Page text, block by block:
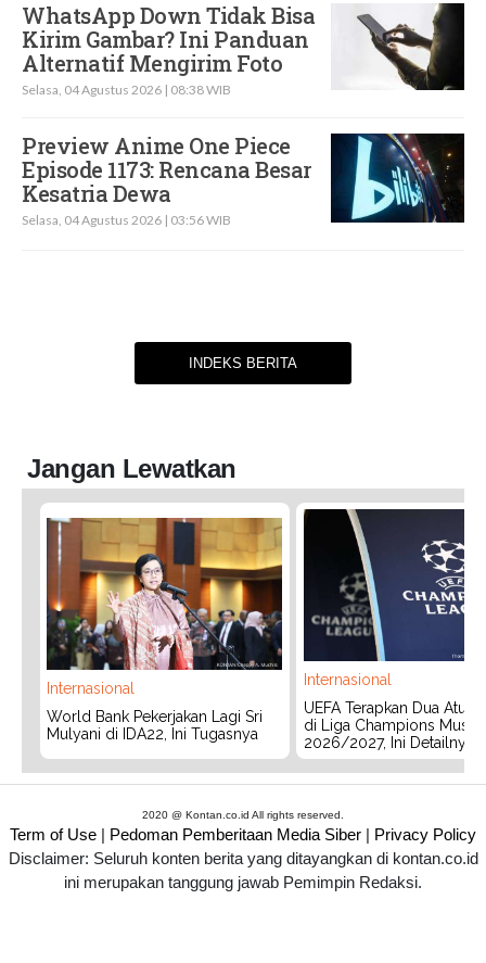
WhatsApp Down Tidak Bisa
Kirim Gambar? Ini Panduan
Alternatif Mengirim Foto
Selasa, 04 Agustus 2026 | 08:38 WIB
Preview Anime One Piece
Episode 1173: Rencana Besar
Kesatria Dewa
Selasa, 04 Agustus 2026 | 03:56 WIB
INDEKS BERITA
Jangan Lewatkan
Internasional
World Bank Pekerjakan Lagi Sri
Mulyani di IDA22, Ini Tugasnya
Internasional
UEFA Terapkan Dua
di Liga Champions Musim
2026/2027, Ini Detailnya
2020 @ Kontan.co.id All rights reserved.
Term of Use | Pedoman Pemberitaan Media Siber | Privacy Policy
Disclaimer: Seluruh konten berita yang ditayangkan di kontan.co.id
ini merupakan tanggung jawab Pemimpin Redaksi.